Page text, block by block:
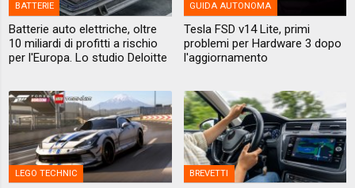
BATTERIE
Batterie auto elettriche, oltre
10 miliardi di profitti a rischio
per l'Europa. Lo studio Deloitte
GUIDA AUTONOMA
Tesla FSD v14 Lite, primi
problemi per Hardware 3 dopo
l'aggiornamento
LEGO TECHNIC BREVETTI